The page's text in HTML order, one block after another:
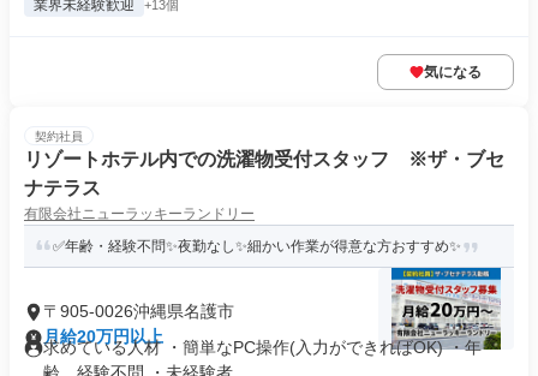
業界未経験歓迎 +13個
気になる
契約社員
リゾートホテル内での洗濯物受付スタッフ ※ザ・ブセ
ナテラス
有限会社ニューラッキーランドリー
✅年齢・経験不問✨夜勤なし✨細かい作業が得意な方おすすめ✨
〒905-0026沖縄県名護市
月給20万円以上
求めている人材 ・簡単なPC操作(入力ができればOK) ・年